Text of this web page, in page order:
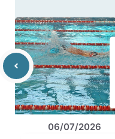
06/07/2026